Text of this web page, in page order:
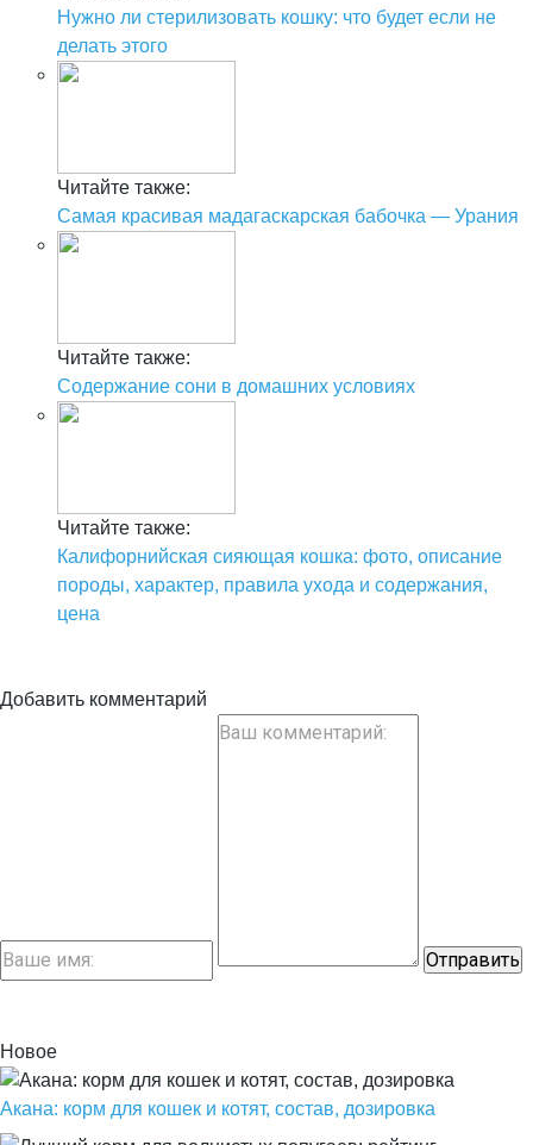
Нужно ли стерилизовать кошку: что будет если не
делать этого
Читайте также:
Самая красивая мадагаскарская бабочка — Урания
Читайте также:
Содержание сони в домашних условиях
Читайте также:
Калифорнийская сияющая кошка: фото, описание
породы, характер, правила ухода и содержания,
цена
Добавить комментарий
Новое
Акана: корм для кошек и котят, состав, дозировка